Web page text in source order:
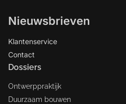
Nieuwsbrieven
Klantenservice
Contact
Dossiers
Ontwerppraktijk
Duurzaam bouwen